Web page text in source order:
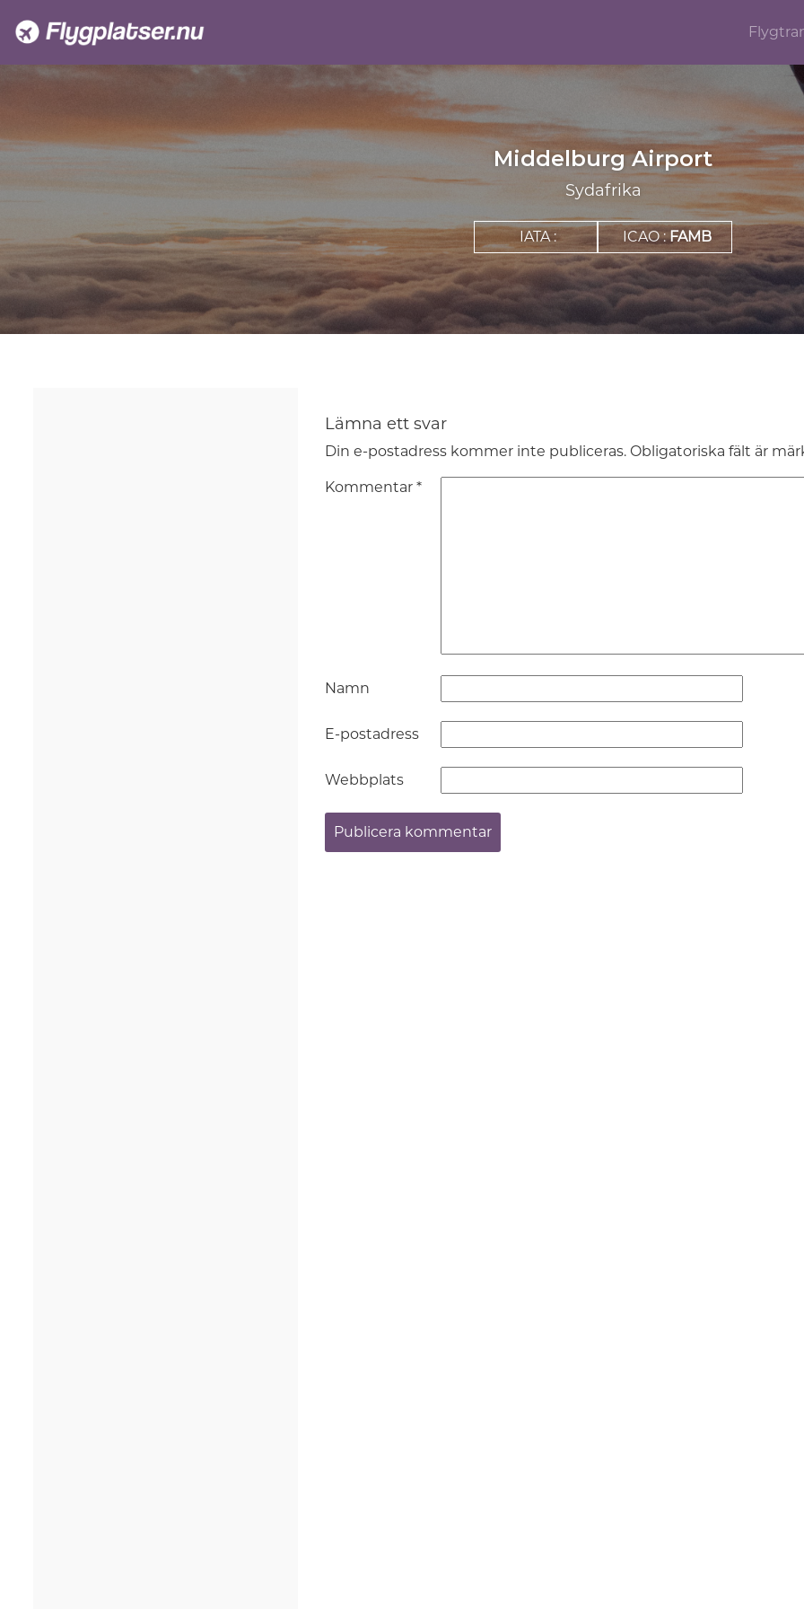
Middelburg Airport
Sydafrika
IATA : ICAO :FAMB
Lämna ett svar
Din e-postadress kommer inte publiceras. Obligatoriska fält är
Kommentar *
Namn
E-postadress
Webbplats